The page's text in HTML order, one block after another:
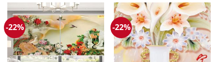
350,000 ₫. 350,000 ₫.
-22% -22%